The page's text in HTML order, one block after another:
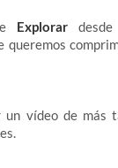
Explorar
queremos
un vídeo de más